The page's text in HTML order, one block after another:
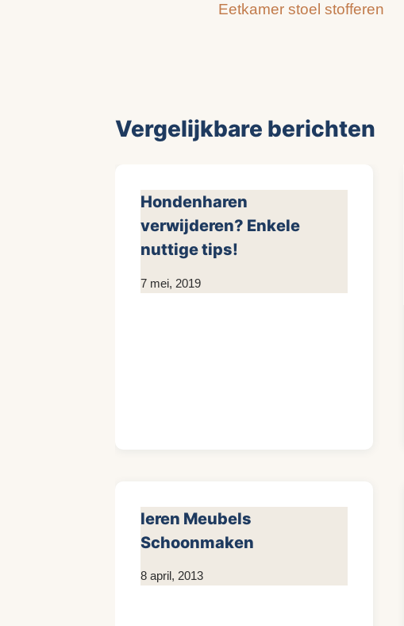
navigatie
Eetkamer stoel stofferen
Vergelijkbare berichten
Hondenharen
verwijderen? Enkele
nuttige tips!
Door
7 mei, 2019
leren Meubels
Schoonmaken
Door
8 april, 2013